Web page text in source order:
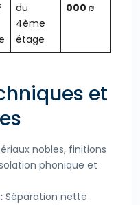
du
4ème
étage
000 ₪
et
nobles, finitions
phonique et
Séparation nette